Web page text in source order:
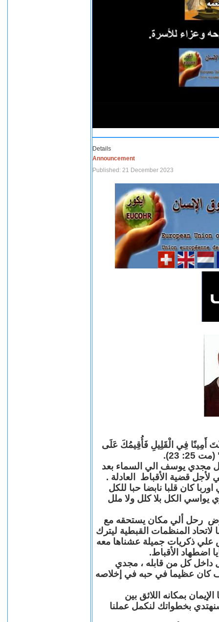
Details
Announcement
Published: 21 December 2023
أَمِينًا فِي الْقَلِيلِ فَأُقِيمُكَ عَلَى
23).
مجدي يوسف الي السماء بعد
قضية الأقباط العادلة .
كان قلبا نابضا حبا للكل
يواسي الكل بلا كلل ولا ملل
رحل ألي مكان يستحقه مع
المنظمات القبطية ليترك
علي ذكريات جميلة عشناها معه
اضطهاد الأقباط.
داخل كل من قابله ، مجدي
عظيما في حبه في إخلاصه
بمكانه اللائق بين
بخطواتك لنكمل عملنا